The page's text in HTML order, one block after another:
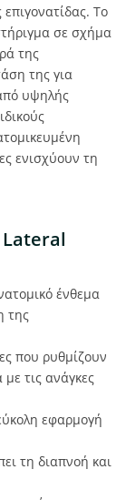
Το
σε σχήμα
της
της για
υψηλής
ενισχύουν τη
Lateral
ένθεμα
της
που ρυθμίζουν
τις ανάγκες
εφαρμογή
τη διαπνοή και